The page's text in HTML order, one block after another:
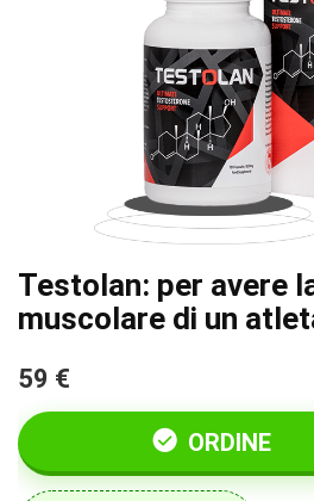
Testolan: per avere
muscolare di un
59 €
ORDINE